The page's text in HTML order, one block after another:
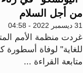
من أجل السلام
31 ديسمبر 2022 - 04:58
غردت منظمة الأمم
للغاية" لوفاة أسطورة
متابعة القراءة ...